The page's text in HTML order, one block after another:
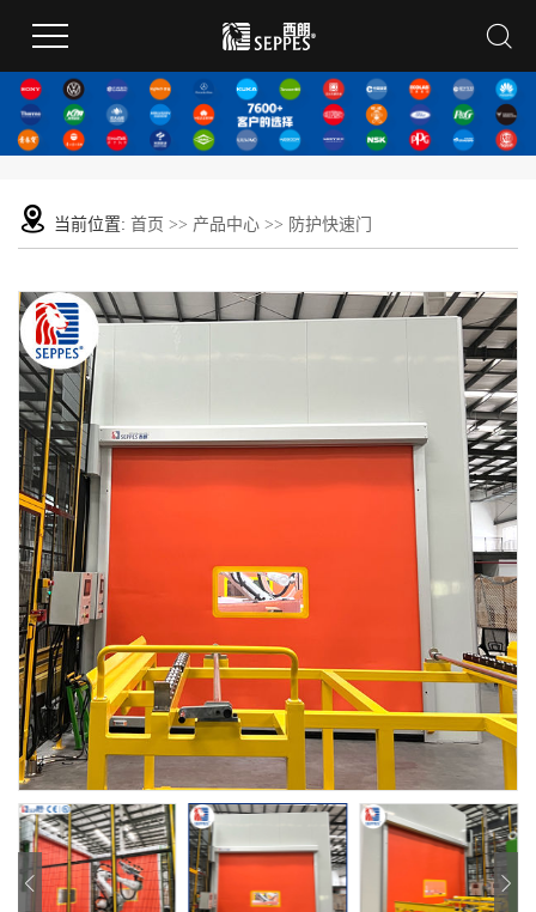
当前位置: 首页 >> 产品中心 >> 防护快速门